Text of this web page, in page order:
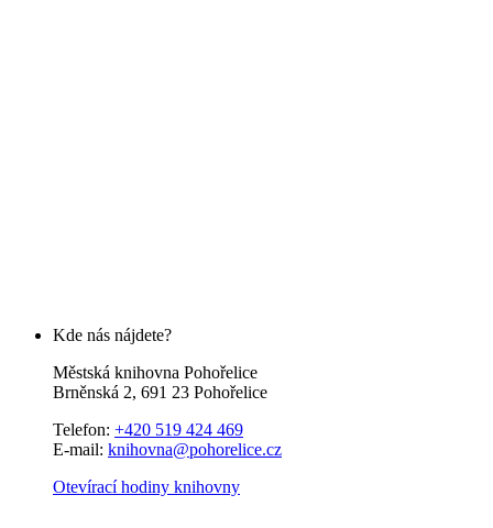
Kde nás nájdete?
Městská knihovna Pohořelice
Brněnská 2, 691 23 Pohořelice
Telefon: +420 519 424 469
E-mail: knihovna@pohorelice.cz
Otevírací hodiny knihovny